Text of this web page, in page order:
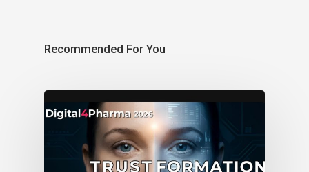
Recommended For You